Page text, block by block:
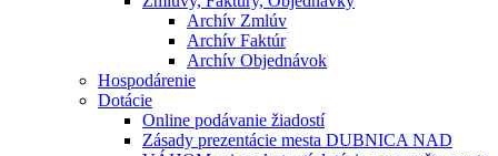
Archív Zmlúv
Archív Faktúr
Archív Objednávok
Hospodárenie
Dotácie
Online podávanie žiadostí
Zásady prezentácie mesta DUBNICA NAD